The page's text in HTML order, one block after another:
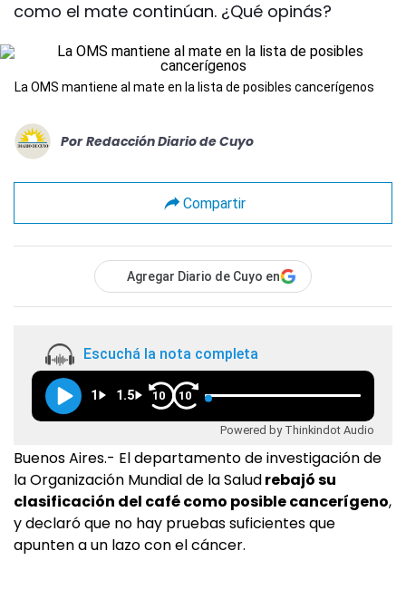
como el mate continúan. ¿Qué opinás?
La OMS mantiene al mate en la lista de posibles cancerígenos
Por Redacción Diario de Cuyo
Compartir
Agregar Diario de Cuyo en
Escuchá la nota completa
1 1.5 10 10
Powered by Thinkindot Audio
Buenos Aires.- El departamento de investigación de
la Organización Mundial de la Saludrebajó su
clasificación del café como posible cancerígeno,
y declaró que no hay pruebas suficientes que
apunten a un lazo con el cáncer.